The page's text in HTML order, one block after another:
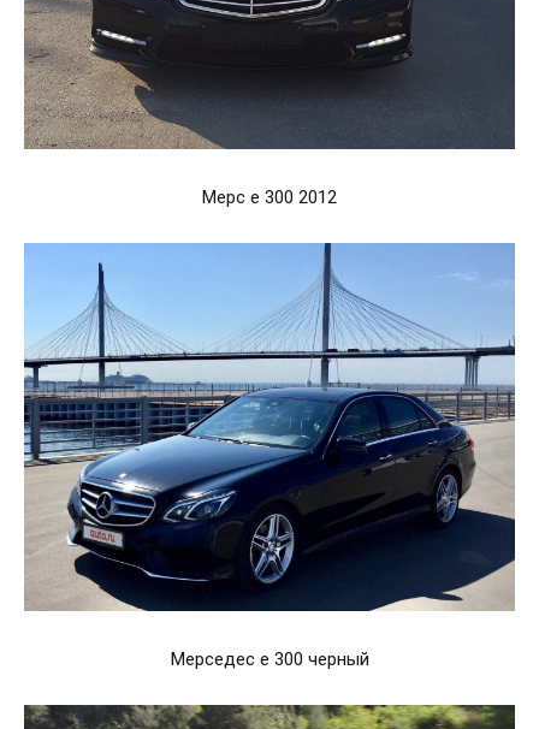
Мерс е 300 2012
Мерседес е 300 черный